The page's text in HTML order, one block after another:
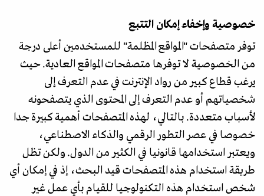
خصوصية وإخفاء إمكان التتبع
توفر متصفحات "المواقع المظلمة" للمستخدمين أعلى درجة
من الخصوصية لا توفرها متصفحات المواقع العادية. حيث
يرغب قطاع كبير من رواد الإنترنت في عدم التعرف إلى
شخصياتهم أو عدم التعرف إلى المحتوى الذي يتصفحونه
لأسباب متعددة. بالتالي، لهذه المتصفحات أهمية كبيرة جدا
خصوصا في عصر التطور الرقمي والذكاء الاصطناعي،
ويعتبر استخدامها قانونيا في الكثير من الدول. ولكن تظل
طريقة استخدام هذه المتصفحات قيد البحث، إذ في إمكان أي
شخص استخدام هذه التكنولوجيا للقيام بأي عمل غير